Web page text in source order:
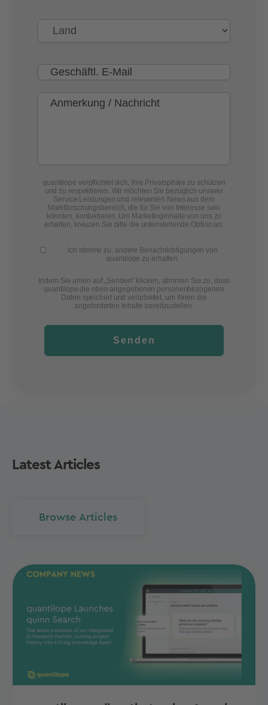
quantilope verpflichtet sich, Ihre Privatsphäre zu schützen
und zu respektieren. Wir möchten Sie bezüglich unserer
Service Leistungen und relevanten News aus dem
Marktforschungsbereich, die für Sie von Interesse sein
könnten, kontaktieren. Um Marketinginhalte von uns zu
erhalten, kreuzen Sie bitte die untenstehende Option an:
Ich stimme zu, andere Benachrichtigungen von
quantilope zu erhalten.
Indem Sie unten auf „Senden“ klicken, stimmen Sie zu, dass
quantilope die oben angegebenen personenbezogenen
Daten speichert und verarbeitet, um Ihnen die
angeforderten Inhalte bereitzustellen.
Senden
Latest Articles
Browse Articles